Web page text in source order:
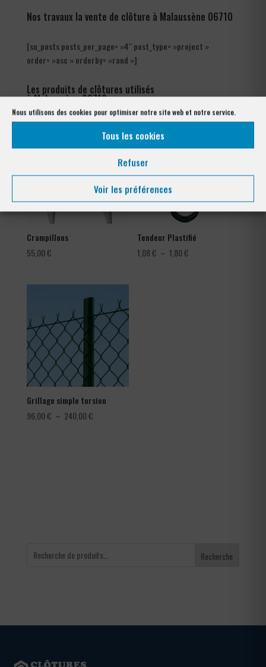
Nous utilisons des cookies pour optimiser notre site web et notre service.
Tous les cookies
Refuser
Voir les préférences
Nos travaux la vente de clôture à Malaussène 06710
[su_posts posts_per_page= »4″ post_type= »project »
order= »asc » orderby= »rand »]
Les produits de clôtures utilisés
à Malaussène 06710
Crampillons
55,00€
Tendeur Plastifié
1,08€ – 1,80€
Grillage simple torsion
96,00€ – 240,00€Plage
Recherche